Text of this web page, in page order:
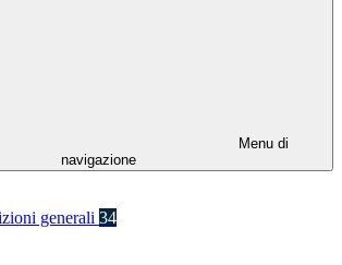
Menu di
navigazione
generali 34